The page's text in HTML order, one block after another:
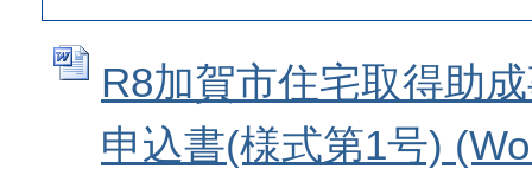
R8加賀市住宅取得助
申込書(様式第1号)